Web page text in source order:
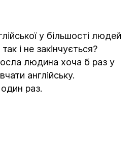
у більшості людей
і не закінчується?
людина хоча б раз у
англійську.
раз.